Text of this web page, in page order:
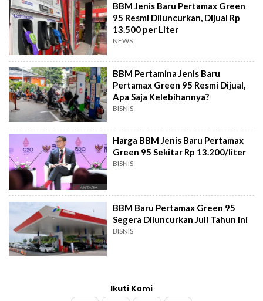
BBM Jenis Baru Pertamax Green
95 Resmi Diluncurkan, Dijual Rp
13.500 per Liter
NEWS
BBM Pertamina Jenis Baru
Pertamax Green 95 Resmi Dijual,
Apa Saja Kelebihannya?
BISNIS
Harga BBM Jenis Baru Pertamax
Green 95 Sekitar Rp 13.200/liter
BISNIS
BBM Baru Pertamax Green 95
Segera Diluncurkan Juli Tahun Ini
BISNIS
Ikuti Kami